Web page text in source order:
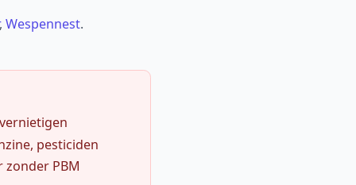
, Wespennest.
pesticiden
PBM